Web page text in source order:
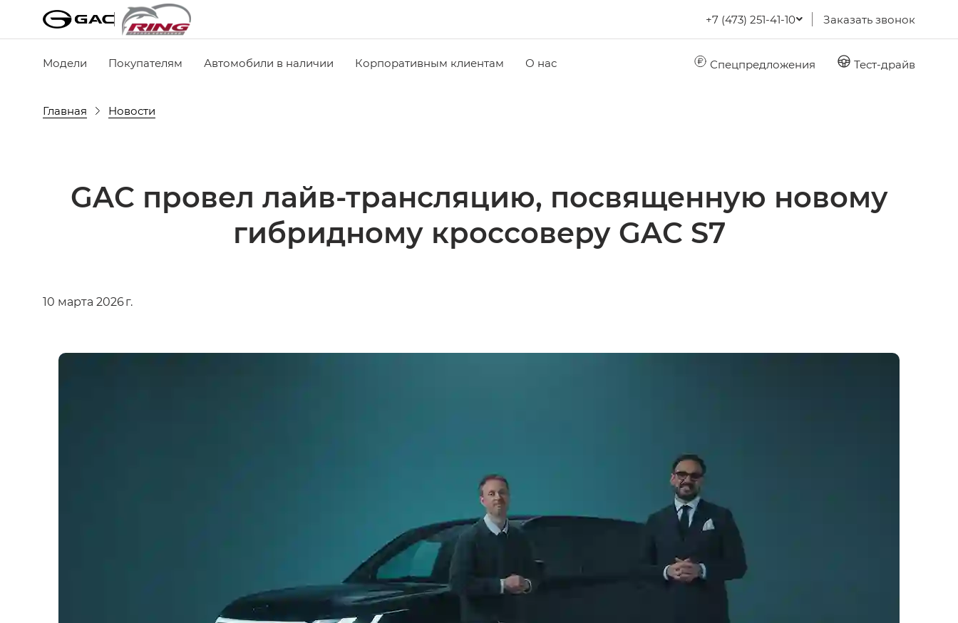
+7 (473) 251-41-10 Заказать звонок
Модели Покупателям Автомобили в наличии Корпоративным клиентам О нас Спецпредложения Тест-драйв
Главная Новости
GAC провел лайв-трансляцию, посвященную новому
гибридному кроссоверу GAC S7
10 марта 2026 г.